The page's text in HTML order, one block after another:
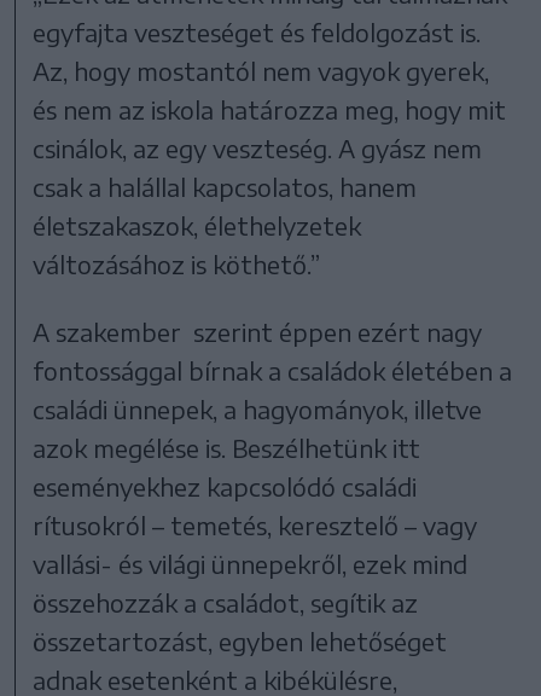
egyfajta veszteséget és feldolgozást is.
Az, hogy mostantól nem vagyok gyerek,
és nem az iskola határozza meg, hogy mit
csinálok, az egy veszteség. A gyász nem
csak a halállal kapcsolatos, hanem
életszakaszok, élethelyzetek
változásához is köthető.”
A szakember szerint éppen ezért nagy
fontossággal bírnak a családok életében a
családi ünnepek, a hagyományok, illetve
azok megélése is. Beszélhetünk itt
eseményekhez kapcsolódó családi
rítusokról – temetés, keresztelő – vagy
vallási- és világi ünnepekről, ezek mind
összehozzák a családot, segítik az
összetartozást, egyben lehetőséget
adnak esetenként a kibékülésre,